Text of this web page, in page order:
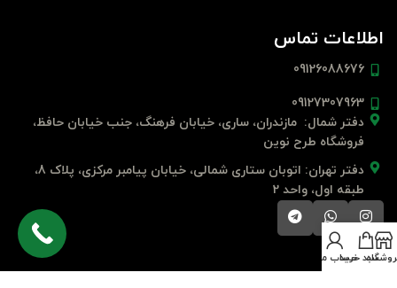
اطلاعات تماس
09126088676
09127307963
دفتر شمال: مازندران، ساری، خیابان فرهنگ، جنب خیابان حافظ،
فروشگاه طرح نوین
دفتر تهران: اتوبان ستاری شمالی، خیابان پیامبر مرکزی، پلاک 8،
طبقه اول، واحد 2
سبد خریدحساب من